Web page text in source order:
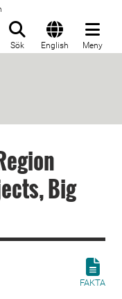
Sök English Meny
Big
FAKTA